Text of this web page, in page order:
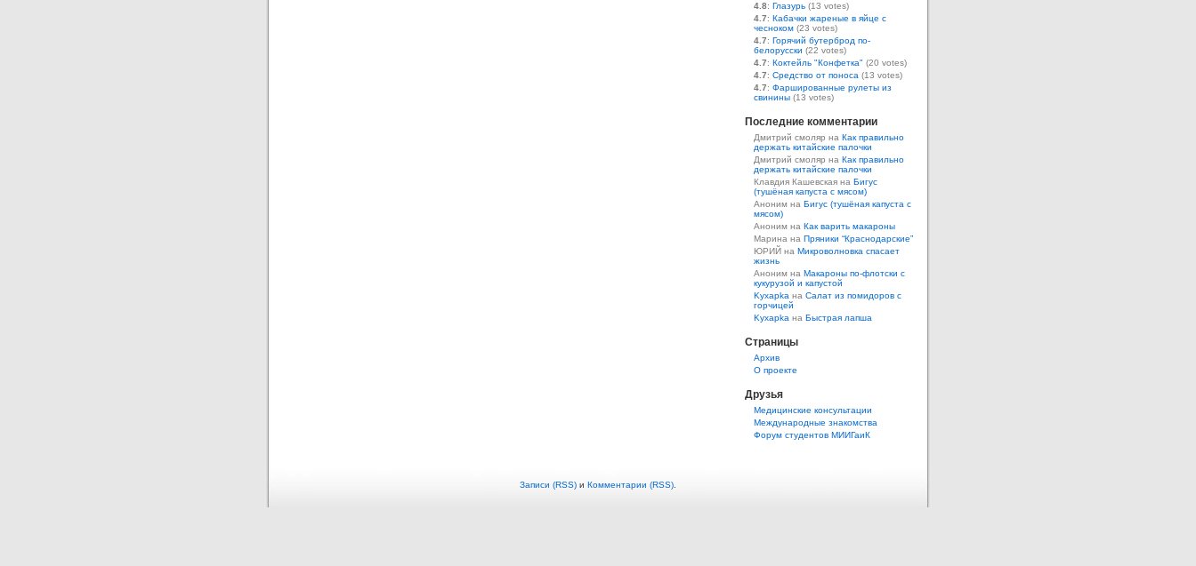
4.8: Глазурь (13 votes)
4.7: Кабачки жареные в яйце с
чесноком (23 votes)
4.7: Горячий бутерброд по-
белорусски (22 votes)
4.7: Коктейль "Конфетка" (20 votes)
4.7: Средство от поноса (13 votes)
4.7: Фаршированные рулеты из
свинины (13 votes)
Последние комментарии
Дмитрий смоляр на Как правильно
держать китайские палочки
Дмитрий смоляр на Как правильно
держать китайские палочки
Клавдия Кашевская на Бигус
(тушёная капуста с мясом)
Аноним на Бигус (тушёная капуста с
мясом)
Аноним на Как варить макароны
Марина на Пряники “Краснодарские”
ЮРИЙ на Микроволновка спасает
жизнь
Аноним на Макароны по-флотски с
кукурузой и капустой
Kyxapka на Салат из помидоров с
горчицей
Kyxapka на Быстрая лапша
Страницы
Aрхив
О проекте
Друзья
Медицинские консультации
Международные знакомства
Форум студентов МИИГаиК
Записи (RSS) и Комментарии (RSS)